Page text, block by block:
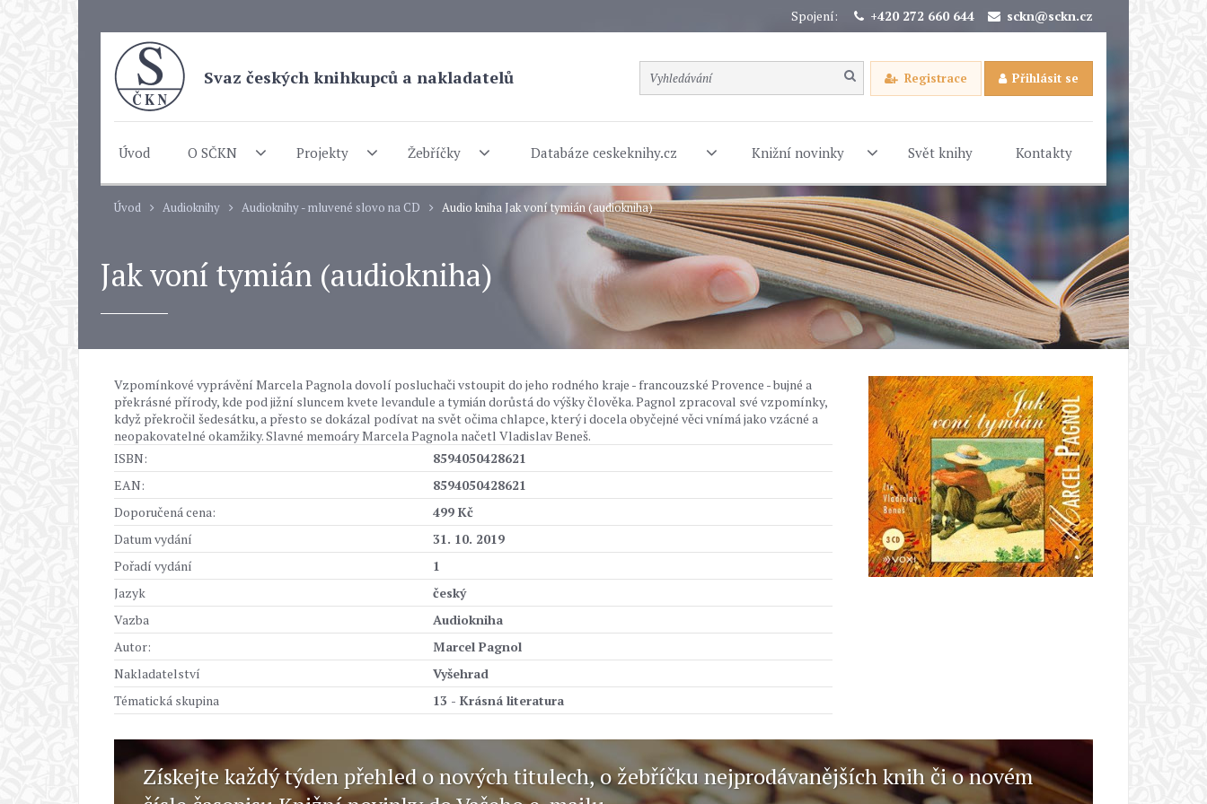
Spojení: +420 272 660 644 sckn@sckn.cz
Svaz českých knihkupců a nakladatelů Registrace Přihlásit se
Úvod O SČKN Projekty Žebříčky Databáze ceskeknihy.cz Knižní novinky Svět knihy Kontakty
Úvod Audioknihy Audioknihy - mluvené slovo na CD Audio kniha Jak voní tymián (audiokniha)
Jak voní tymián (audiokniha)
Vzpomínkové vyprávění Marcela Pagnola dovolí posluchači vstoupit do jeho rodného kraje - francouzské Provence - bujné a
překrásné přírody, kde pod jižní sluncem kvete levandule a tymián dorůstá do výšky člověka. Pagnol zpracoval své vzpomínky,
když překročil šedesátku, a přesto se dokázal podívat na svět očima chlapce, který i docela obyčejné věci vnímá jako vzácné a
neopakovatelné okamžiky. Slavné memoáry Marcela Pagnola načetl Vladislav Beneš.
ISBN:
8594050428621
EAN:
8594050428621
Doporučená cena:
499 Kč
Datum vydání
31. 10. 2019
Pořadí vydání
1
Jazyk
český
Vazba
Audiokniha
Autor:
Marcel Pagnol
Nakladatelství
Vyšehrad
Tématická skupina
13 - Krásná literatura
Získejte každý týden přehled o nových titulech, o žebříčku nejprodávanějších knih či o novém